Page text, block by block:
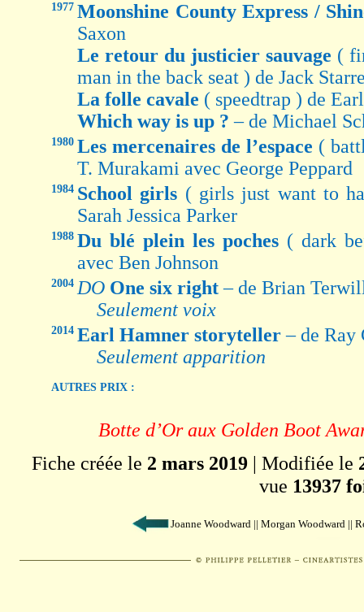
1977 Moonshine County Express /
Saxon
Le retour du justicier sauvage (
man in the back seat ) de Jack
La folle cavale ( speedtrap ) de
Which way is up ?– de Michael
1980 Les mercenaires de l’espace (
T. Murakami avec George Peppard
1984 School girls ( girls just want to
Sarah Jessica Parker
1988 Du blé plein les poches ( dark
avec Ben Johnson
2004 DO One six right– de Brian
Seulement voix
2014 Earl Hamner storyteller– de Ray
Seulement apparition
AUTRES PRIX :
Botte d’Or aux Golden Boot
Fiche créée le 2 mars 2019 | Modifiée le
vue 13937
Joanne Woodward || Morgan Woodward ||